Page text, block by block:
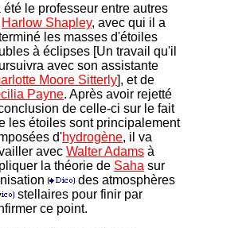
été le professeur entre autres
Harlow Shapley, avec qui il a
les masses d'étoiles
à éclipses [Un travail qu'il
avec son assistante
Moore Sitterly], et de
Payne. Après avoir rejetté
de celle-ci sur le fait
les étoiles sont principalement
d'hydrogène, il va
avec Walter Adams à
la théorie de Saha sur
des atmosphères
stellaires pour finir par
ce point.